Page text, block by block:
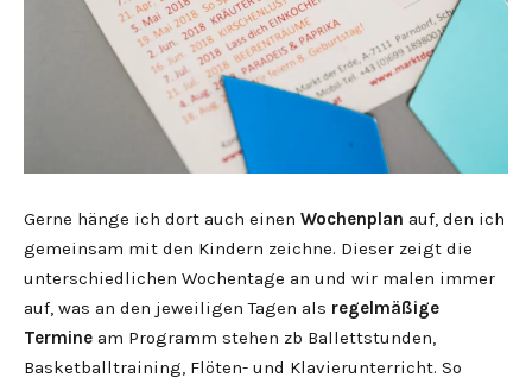
Gerne hänge ich dort auch einen Wochenplan auf, den ich
gemeinsam mit den Kindern zeichne. Dieser zeigt die
unterschiedlichen Wochentage an und wir malen immer
auf, was an den jeweiligen Tagen als regelmäßige
Termine am Programm stehen zb Ballettstunden,
Basketballtraining, Flöten- und Klavierunterricht. So